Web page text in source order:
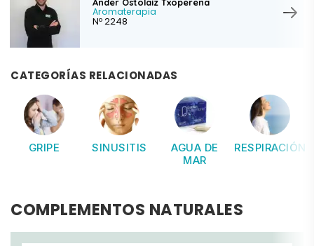
Aromaterapia
Nº 2248
CATEGORÍAS RELACIONADAS
GRIPE SINUSITIS
AGUA DE
MAR
RESPIRACIÓN
COMPLEMENTOS NATURALES